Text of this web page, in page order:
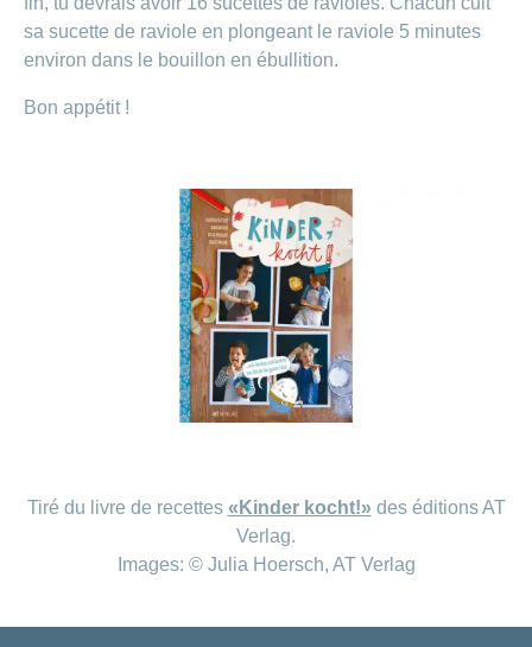
sa sucette de raviole en plongeant le raviole 5 minutes
environ dans le bouillon en ébullition.
Bon appétit !
Tiré du livre de recettes «Kinder kocht!» des éditions AT
Verlag.
Images: © Julia Hoersch, AT Verlag